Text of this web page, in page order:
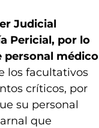
Judicial
Pericial, por lo
personal médico
los facultativos
críticos, por
su personal
que